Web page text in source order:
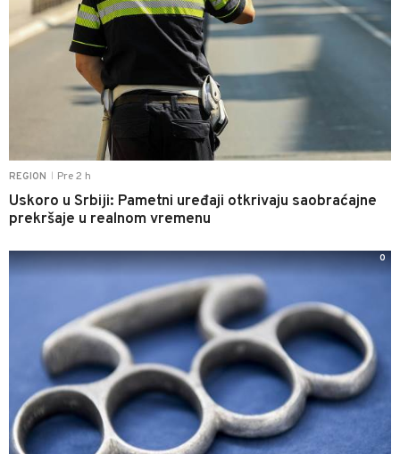
REGION Pre 2 h
Uskoro u Srbiji: Pametni uređaji otkrivaju saobraćajne
prekršaje u realnom vremenu
0